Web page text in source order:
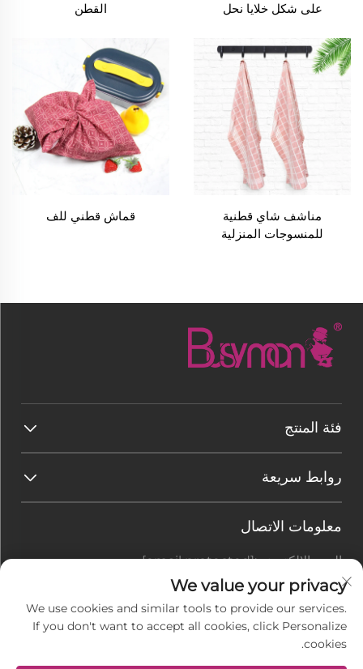
على شكل خلايا نحل
القطن
مناشف شاي قطنية
للمنسوجات المنزلية
قماش قطني للف
فئة المنتج
روابط سريعة
معلومات الاتصال
البريد الإلكتروني:[email protected]
هاتف:+86-177 7875 6567
Office add : رقم 128-8 طريق تاي هانغ شان، منطقة
We value your privacy
We use cookies and similar tools to provide our services.
If you don't want to accept all cookies, click Personalize
cookies.